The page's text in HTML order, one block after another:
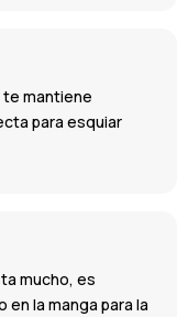
te mantiene
para esquiar
mucho, es
la manga para la